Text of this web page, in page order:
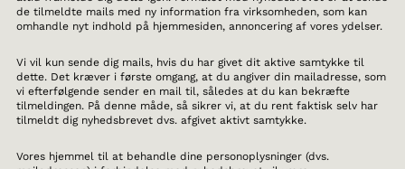
de tilmeldte mails med ny information fra virksomheden, som kan
omhandle nyt indhold på hjemmesiden, annoncering af vores ydelser.
Vi vil kun sende dig mails, hvis du har givet dit aktive samtykke til
dette. Det kræver i første omgang, at du angiver din mailadresse, som
vi efterfølgende sender en mail til, således at du kan bekræfte
tilmeldingen. På denne måde, så sikrer vi, at du rent faktisk selv har
tilmeldt dig nyhedsbrevet dvs. afgivet aktivt samtykke.
Vores hjemmel til at behandle dine personoplysninger (dvs.